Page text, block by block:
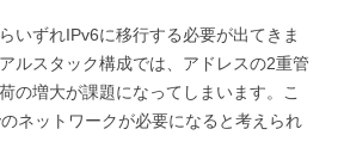
いずれIPv6に移行する必要が出てきま
ルスタック構成では、アドレスの2重管
の増大が課題になってしまいます。こ
ネットワークが必要になると考えられ